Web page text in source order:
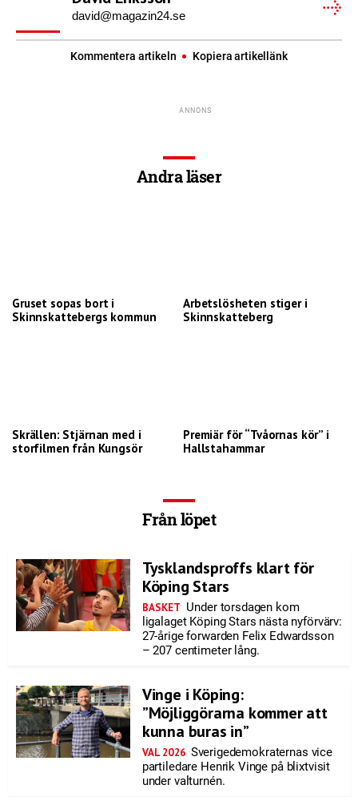
david@magazin24.se
Kommentera artikeln Kopiera artikellänk
Andra läser
Gruset sopas bort i
Skinnskattebergs kommun
Arbetslösheten stiger i
Skinnskatteberg
Skrällen: Stjärnan med i
storfilmen från Kungsör
Premiär för “Tvåornas kör” i
Hallstahammar
Från löpet
Tysklandsproffs klart för
Köping Stars
BASKET Under torsdagen kom
ligalaget Köping Stars nästa nyförvärv:
27-årige forwarden Felix Edwardsson
– 207 centimeter lång.
Vinge i Köping:
”Möjliggörarna kommer att
kunna buras in”
VAL 2026 Sverigedemokraternas vice
partiledare Henrik Vinge på blixtvisit
under valturnén.